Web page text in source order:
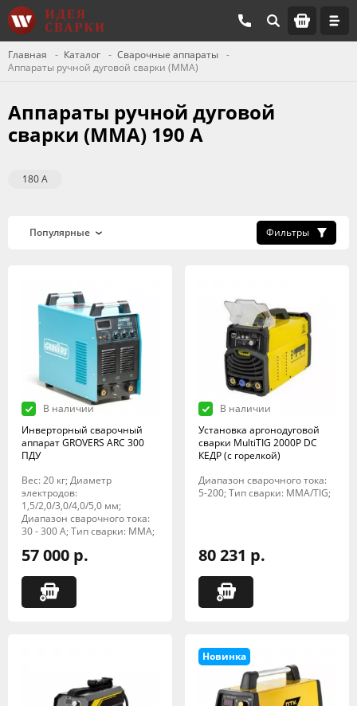
Главная Каталог
Сварочные аппараты
Аппараты ручной дуговой сварки (MMA)
Аппараты ручной дуговой
сварки (MMA) 190 А
180 А
Фильтры
В наличии
Инверторный сварочный
аппарат GROVERS ARC 300
ПДУ
Вес: 20 кг; Диаметр
электродов:
1,5/2,0/3,0/4,0/5,0 мм;
Диапазон сварочного тока:
30 - 300 А; Тип сварки: MMA;
57 000 р.
В наличии
Установка аргонодуговой
сварки MultiTIG 2000P DC
КЕДР (с горелкой)
Диапазон сварочного тока:
5-200; Тип сварки: MMA/TIG;
80 231 р.
Новинка